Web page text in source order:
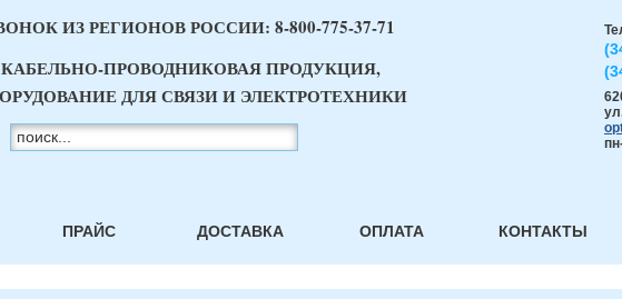
ИЗ РЕГИОНОВ РОССИИ: 8-800-775-37-71
КАБЕЛЬНО-ПРОВОДНИКОВАЯ ПРОДУКЦИЯ,
ДЛЯ СВЯЗИ И ЭЛЕКТРОТЕХНИКИ
ПРАЙС ДОСТАВКА ОПЛАТА КОНТАКТЫ